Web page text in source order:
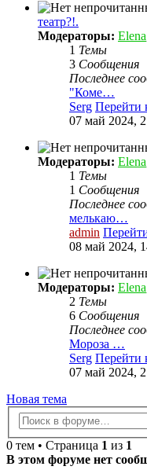
театр?!.
Модераторы: Elena
1 Темы
3 Сообщения
Последнее
"Коме…
Serg Перейти
07 май 2024,
Модераторы: Elena
1 Темы
1 Сообщения
Последнее
мелькаю…
admin
08 май 2024,
Модераторы: Elena
2 Темы
6 Сообщения
Последнее
Мороза …
Serg Перейти
07 май 2024,
Новая тема
0 тем • Страница 1 из 1
В этом форуме нет